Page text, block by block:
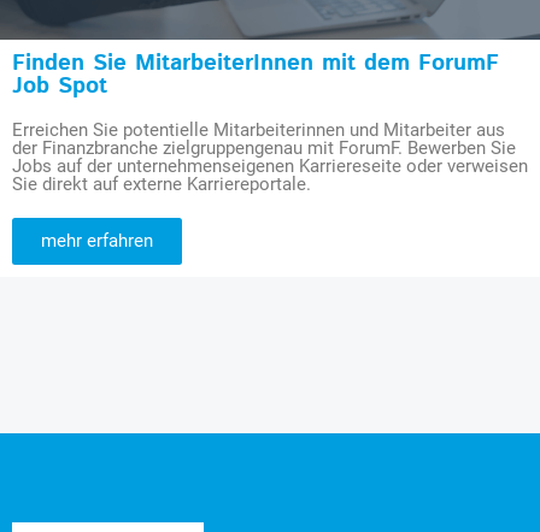
Finden Sie MitarbeiterInnen mit dem ForumF
Job Spot
Erreichen Sie potentielle Mitarbeiterinnen und Mitarbeiter aus
der Finanzbranche zielgruppengenau mit ForumF. Bewerben Sie
Jobs auf der unternehmenseigenen Karriereseite oder verweisen
Sie direkt auf externe Karriereportale.
mehr erfahren